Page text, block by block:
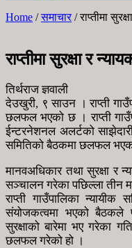
Home /समाचार /राप्तीमा
राप्तीमा सुरक्षा र
तिर्थराज ज्ञवाली
देउखुरी, ९ साउन । राप्ती
छलफल भएको छ । राप्ती
ईन्टरनेशनल अलर्टको
समितिको बैठकमा छलफल
मानवअधिकार तथा सुरक्षा र
सञ्चालन गरेका पछिल्ला तीन
राप्ती गाउँपालिका
संयोजकत्वमा भएको बैठकले
सुरक्षाको बारेमा भए गरेका
छलफल गरेको हो ।